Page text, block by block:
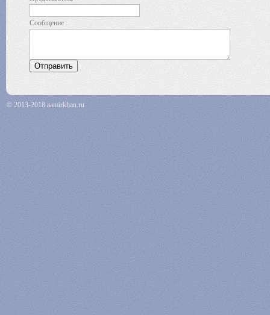
Сообщение
© 2013-2018 aamirkhan.ru